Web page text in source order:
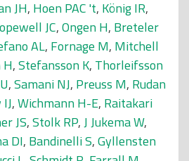
JH, Hoen PAC 't, König IR,
JC,Ongen H, Breteler
AL, Fornage M, Mitchell
,Stefansson K, Thorleifsson
,Samani NJ, Preuss M, Rudan
,Wichmann H-E, Raitakari
JS,Stolk RP,J Jukema W,
DI, Bandinelli S,Gyllensten